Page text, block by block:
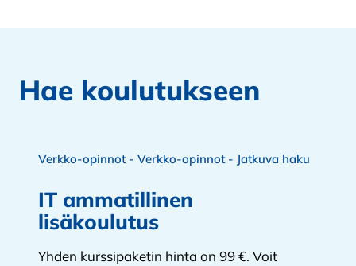
Hae koulutukseen
Verkko-opinnot - Verkko-opinnot - Jatkuva haku
IT ammatillinen
lisäkoulutus
Yhden kurssipaketin hinta on 99 €. Voit